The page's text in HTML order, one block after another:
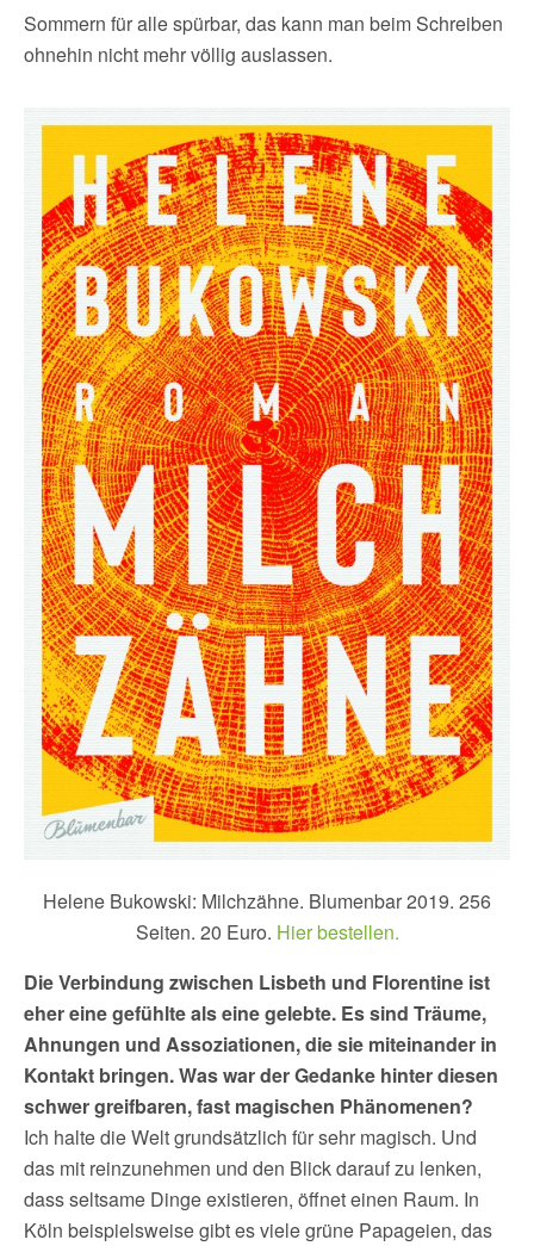
Sommern für alle spürbar, das kann man beim Schreiben
ohnehin nicht mehr völlig auslassen.
Helene Bukowski: Milchzähne. Blumenbar 2019. 256
Seiten. 20 Euro. Hier bestellen.
Die Verbindung zwischen Lisbeth und Florentine ist
eher eine gefühlte als eine gelebte. Es sind Träume,
Ahnungen und Assoziationen, die sie miteinander in
Kontakt bringen. Was war der Gedanke hinter diesen
schwer greifbaren, fast magischen Phänomenen?
Ich halte die Welt grundsätzlich für sehr magisch. Und
das mit reinzunehmen und den Blick darauf zu lenken,
dass seltsame Dinge existieren, öffnet einen Raum. In
Köln beispielsweise gibt es viele grüne Papageien, das